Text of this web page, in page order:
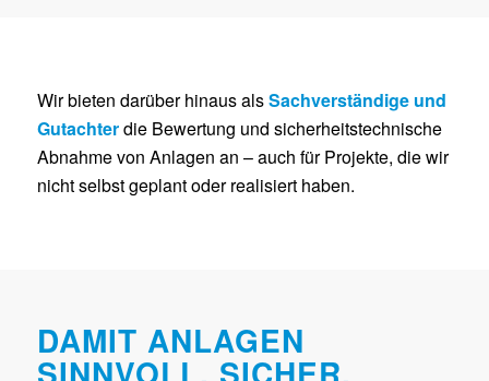
Wir bieten darüber hinaus alsSachverständige und
Gutachterdie Bewertung und sicherheitstechnische
Abnahme von Anlagen an – auch für Projekte, die wir
nicht selbst geplant oder realisiert haben.
DAMIT ANLAGEN